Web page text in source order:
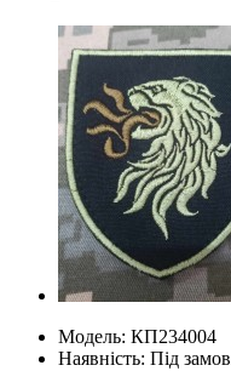
Модель: КП234004
Наявність: Під